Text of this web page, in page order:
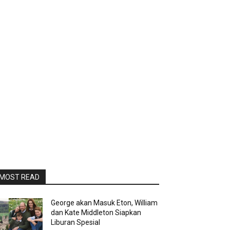
READ
George akan Masuk Eton, William
dan Kate Middleton Siapkan
Liburan Spesial